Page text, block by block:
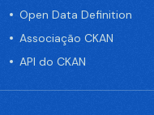
Open Data Definition
Associação CKAN
API do CKAN